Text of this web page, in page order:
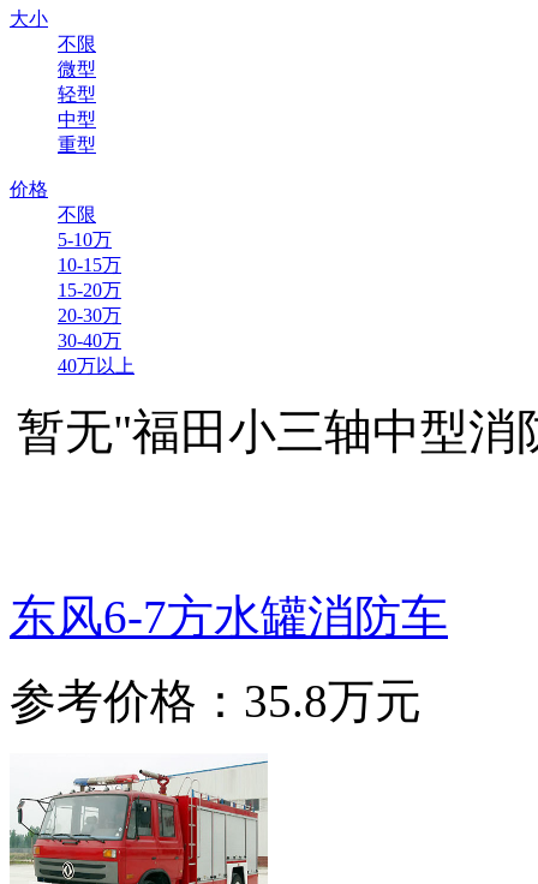
大小
不限
微型
轻型
中型
重型
价格
不限
5-10万
10-15万
15-20万
20-30万
30-40万
40万以上
暂无"福田小三轴中型消
东风6-7方水罐消防车
参考价格：35.8万元